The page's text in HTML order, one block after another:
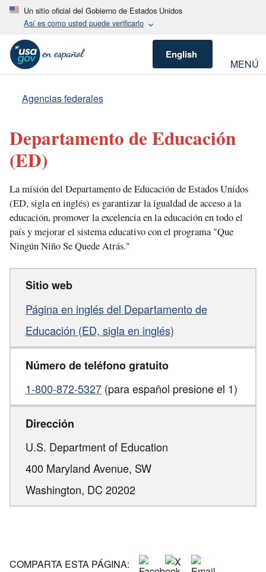
Un sitio oficial del Gobierno de Estados Unidos
Así es como usted puede verificarlo
English
MENÚ
Agencias federales
Departamento de Educación
(ED)
La misión del Departamento de Educación de Estados Unidos
(ED, sigla en inglés) es garantizar la igualdad de acceso a la
educación, promover la excelencia en la educación en todo el
país y mejorar el sistema educativo con el programa "Que
Ningún Niño Se Quede Atrás."
Sitio web
Página en inglés del Departamento de
Educación (ED, sigla en inglés)
Número de teléfono gratuito
1-800-872-5327(para español presione el 1)
Dirección
U.S. Department of Education
400 Maryland Avenue, SW
Washington, DC 20202
COMPARTA ESTA PÁGINA: